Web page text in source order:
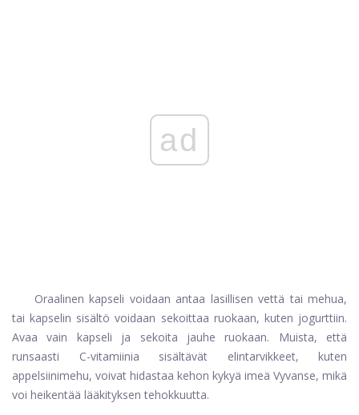
ad
Oraalinen kapseli voidaan antaa lasillisen vettä tai mehua,
tai kapselin sisältö voidaan sekoittaa ruokaan, kuten jogurttiin.
Avaa vain kapseli ja sekoita jauhe ruokaan. Muista, että
runsaasti C-vitamiinia sisältävät elintarvikkeet, kuten
appelsiinimehu, voivat hidastaa kehon kykyä imeä Vyvanse, mikä
voi heikentää lääkityksen tehokkuutta.